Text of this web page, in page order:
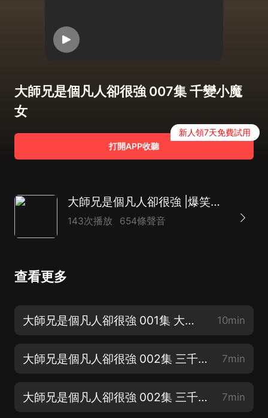
大師兄是個凡人卻很強 007集 千變小魔
女
打開APP收聽
新人領7天免費試用
大師兄是個凡人卻很強 |爆笑修仙|熱血玄幻|封神榜|西遊|多播
143次播放 654條聲音
查看更多
大師兄是個凡人卻很強 001集 大師兄似乎很強的樣子 —歡迎推薦+點讚 10min
大師兄是個凡人卻很強 002集 三千年出一個李道子（上） —歡迎推薦+點讚 7min
大師兄是個凡人卻很強 002集 三千年出一個李道子（下） —歡迎推薦+點讚 7min